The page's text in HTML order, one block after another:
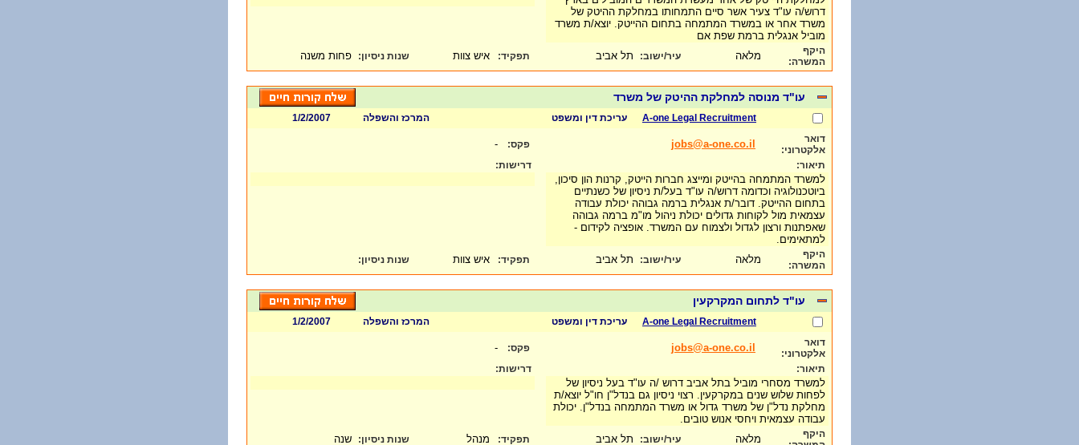
דרוש/ה עו"ד צעיר אשר סיים התמחותו במחלקת ההיטק של
משרד אחר או במשרד המתמחה בתחום ההייטק. יוצא/ת משרד
מוביל אנגלית ברמת שפת אם
היקף
המשרה:
מלאה עיר/ישוב: תל אביב תפקיד: איש צוות שנות ניסיון: פחות משנה
עו"ד מנוסה למחלקת ההיטק של משרד
A-one Legal Recruitment עריכת דין ומשפט המרכז והשפלה
1/2/2007
דואר
אלקטרוני:
jobs@a-one.co.il פקס: -
תיאור:
למשרד המתמחה בהייטק ומייצג חברות הייטק, קרנות הון סיכון,
ביוטכנולוגיה וכדומה דרוש/ה עו"ד בעל/ת ניסיון של כשנתיים
בתחום ההייטק. דובר/ת אנגלית ברמה גבוהה יכולת עבודה
עצמאית מול לקוחות גדולים יכולת ניהול מו"מ ברמה גבוהה
שאפתנות ורצון לגדול ולצמוח עם המשרד. אופציה לקידום -
למתאימים.
דרישות:
היקף
המשרה:
מלאה עיר/ישוב: תל אביב תפקיד: איש צוות שנות ניסיון:
עו"ד לתחום המקרקעין
A-one Legal Recruitment עריכת דין ומשפט המרכז והשפלה
1/2/2007
דואר
אלקטרוני:
jobs@a-one.co.il פקס: -
תיאור:
למשרד מסחרי מוביל בתל אביב דרוש /ה עו"ד בעל ניסיון של
לפחות שלוש שנים במקרקעין. רצוי ניסיון גם בנדל"ן חו"ל יוצא/ת
מחלקת נדל"ן של משרד גדול או משרד המתמחה בנדל"ן. יכולת
עבודה עצמאית ויחסי אנוש טובים.
דרישות:
היקף
מלאה עיר/ישוב: תל אביב תפקיד: מנהל שנות ניסיון: שנה